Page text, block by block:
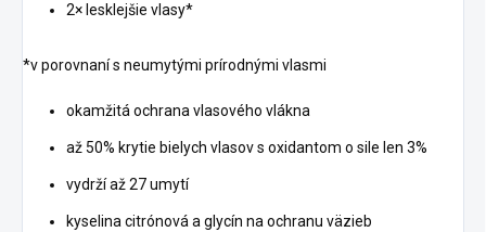
2× lesklejšie vlasy*
*v porovnaní s neumytými prírodnými vlasmi
okamžitá ochrana vlasového vlákna
až 50% krytie bielych vlasov s oxidantom o sile len 3%
vydrží až 27 umytí
kyselina citrónová a glycín na ochranu väzieb